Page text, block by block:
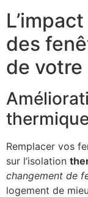
des
de votre
Remplacer vos
sur l’isolation
changement de
logement de